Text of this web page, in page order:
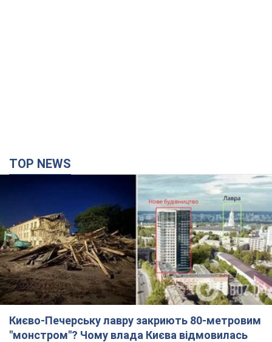
TOP NEWS
Києво-Печерську лавру закриють 80-метровим
"монстром"? Чому влада Києва відмовилась